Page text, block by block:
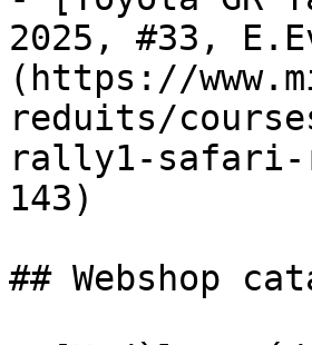
2025, #33,
(https://
reduits/
rally1-safari-
143)
## Webshop